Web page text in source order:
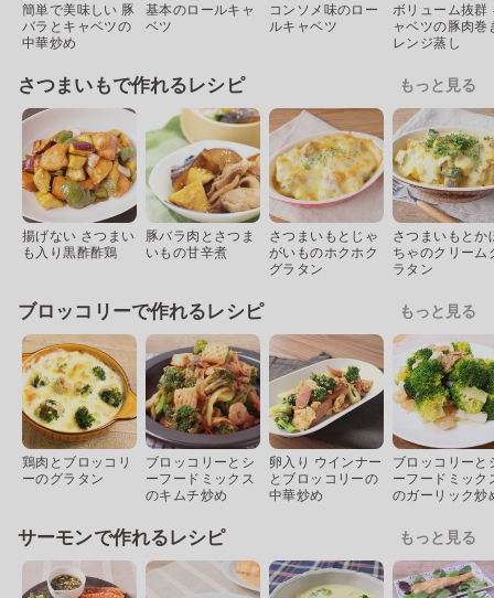
簡単で美味しい 豚
バラとキャベツの
中華炒め
基本のロールキャ
ベツ
コンソメ味のロー
ルキャベツ
ボリューム抜群
ャベツの豚肉巻
レンジ蒸し
さつまいもで作れるレシピ もっと見る
揚げない さつまい
も入り黒酢酢鶏
豚バラ肉とさつま
いもの甘辛煮
さつまいもとじゃ
がいものホクホク
グラタン
さつまいもとか
ちゃのクリーム
ラタン
ブロッコリーで作れるレシピ もっと見る
鶏肉とブロッコリ
ーのグラタン
ブロッコリーとシ
ーフードミックス
のキムチ炒め
卵入り ウインナー
とブロッコリーの
中華炒め
ブロッコリーと
ーフードミック
のガーリック炒
サーモンで作れるレシピ もっと見る